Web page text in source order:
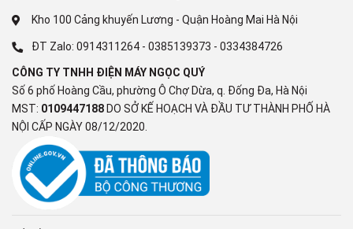
Kho 100 Cảng khuyến Lương - Quận Hoàng Mai Hà Nội
ĐT Zalo: 0914311264 - 0385139373 - 0334384726
CÔNG TY TNHH ĐIỆN MÁY NGỌC QUÝ
Số 6 phố Hoàng Cầu, phường Ô Chợ Dừa, q. Đống Đa, Hà Nội
MST: 0109447188 DO SỞ KẾ HOẠCH VÀ ĐẦU TƯ THÀNH PHỐ HÀ
NỘI CẤP NGÀY 08/12/2020.